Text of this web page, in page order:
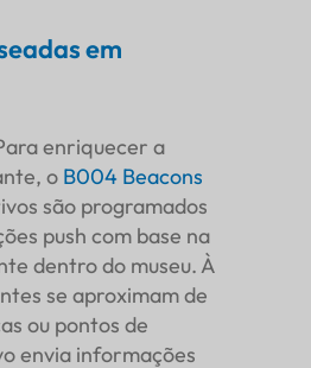
em
enriquecer a
o B004 Beacons
são programados
push com base na
dentro do museu. À
se aproximam de
ou pontos de
envia informações